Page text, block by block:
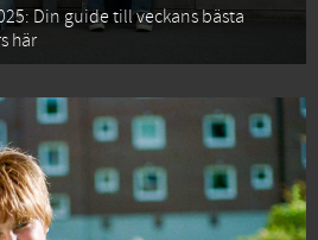
Din guide till veckans bästa
här